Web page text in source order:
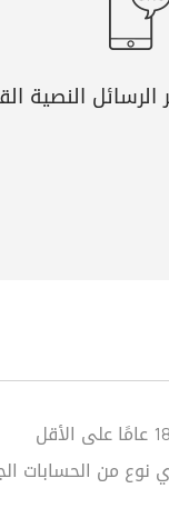
الرسائل النصية
من الحسابات